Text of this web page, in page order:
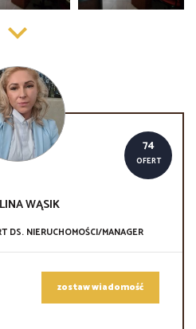
74
OFERT
WĄSIK
DS. NIERUCHOMOŚCI/MANAGER
zostaw wiadomość